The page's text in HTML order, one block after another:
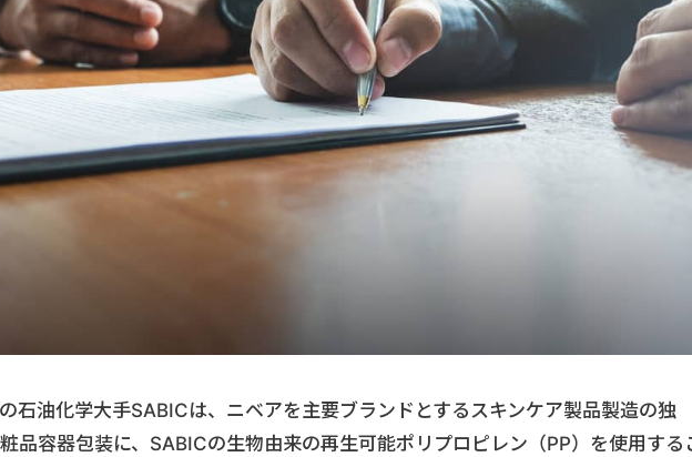
石油化学大手SABICは、ニベアを主要ブランドとするスキンケア製品製造の独
品容器包装に、SABICの生物由来の再生可能ポリプロピレン（PP）を使用する